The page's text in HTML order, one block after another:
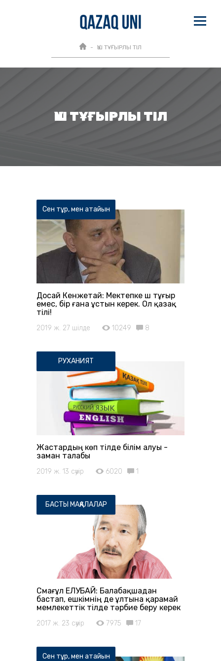
ҮШ ТҰҒЫРЛЫ ТІЛ
ҮШ ТҰҒЫРЛЫ ТІЛ
Сен тұр, мен атайын
Досай Кенжетай: Мектепке үш тұғыр
емес, бір ғана ұстын керек. Ол қазақ
тілі!
2019 ж. 27 шілде 10249 8
РУХАНИЯТ
Жастардың көп тілде білім алуы -
заман талабы
2019 ж. 13 сәуір 6020 1
БАСТЫ МАҚАЛАЛАР
Смағұл ЕЛУБАЙ: Балабақшадан
бастап, ешкімнің де ұлтына қарамай
мемлекеттік тілде тәрбие беру керек
2017 ж. 23 сәуір 7975 17
Сен тұр, мен атайын